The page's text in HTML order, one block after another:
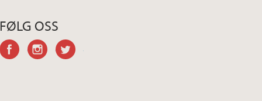
FØLG OSS
facebookinstagram